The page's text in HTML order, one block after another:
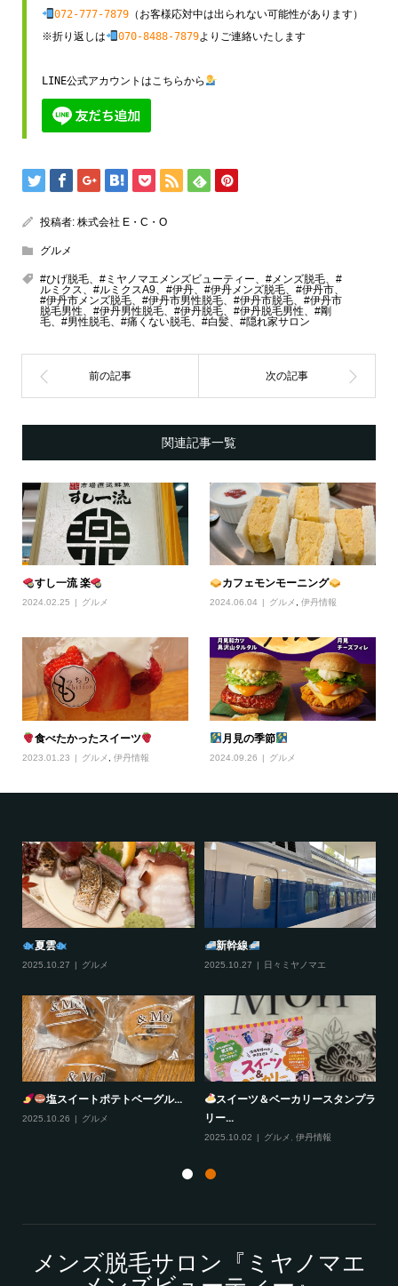
072-777-7879（お客様応対中は出られない可能性があります）
※折り返しは
070-8488-7879よりご連絡いたします
LINE公式アカウントはこちらから
投稿者: 株式会社 E・C・O
グルメ
#ひげ脱毛、#ミヤノマエメンズビューティー、#メンズ脱毛、#
ルミクス、#ルミクスA9、#伊丹、#伊丹メンズ脱毛、#伊丹市、
#伊丹市メンズ脱毛、#伊丹市男性脱毛、#伊丹市脱毛、#伊丹市
脱毛男性、#伊丹男性脱毛、#伊丹脱毛、#伊丹脱毛男性、#剛
毛、#男性脱毛、#痛くない脱毛、#白髪、#隠れ家サロン
関連記事一覧
すし一流 楽
2024.02.25 グルメ
カフェモンモーニング
2024.06.04 グルメ ,伊丹情報
食べたかったスイーツ
2023.01.23 グルメ 伊丹情報
月見の季節
2024.09.26 グルメ
夏雲
2025.10.27 グルメ
新幹線
2025.10.27 日々ミヤノマエ
塩スイートポテトベーグル...
2025.10.26 グルメ
スイーツ＆ベーカリースタンプラ
リー...
2025.10.02 グルメ , 伊丹情報
メンズ脱毛サロン『ミヤノマエ